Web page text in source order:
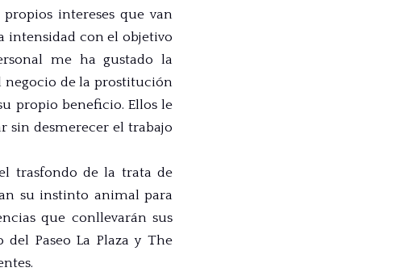
intereses que van
intensidad con el objetivo
me ha gustado la
negocio de la prostitución
propio beneficio. Ellos le
sin desmerecer el trabajo
trasfondo de la trata de
su instinto animal para
que conllevarán sus
Paseo La Plaza y The